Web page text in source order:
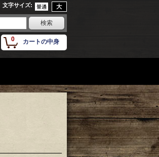
文字サイズ:
0 カートの中身